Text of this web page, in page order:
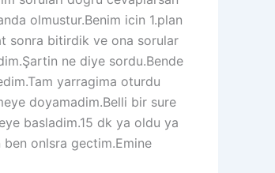
olmustur.Benim icin 1.plan
sonra bitirdik ve ona sorular
ne diye sordu.Bende
yarragima oturdu
doyamadim.Belli bir sure
basladim.15 dk ya oldu ya
onlsra gectim.Emine